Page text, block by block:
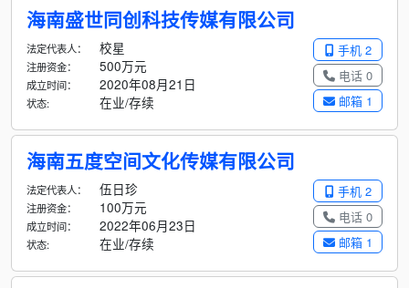
海南盛世同创科技传媒有限公司
手机 2
电话 0
邮箱 1
法定代表人： 校星
注册资金： 500万元
成立时间： 2020年08月21日
状态: 在业/存续
海南五度空间文化传媒有限公司
手机 2
电话 0
邮箱 1
法定代表人： 伍日珍
注册资金： 100万元
成立时间： 2022年06月23日
状态: 在业/存续